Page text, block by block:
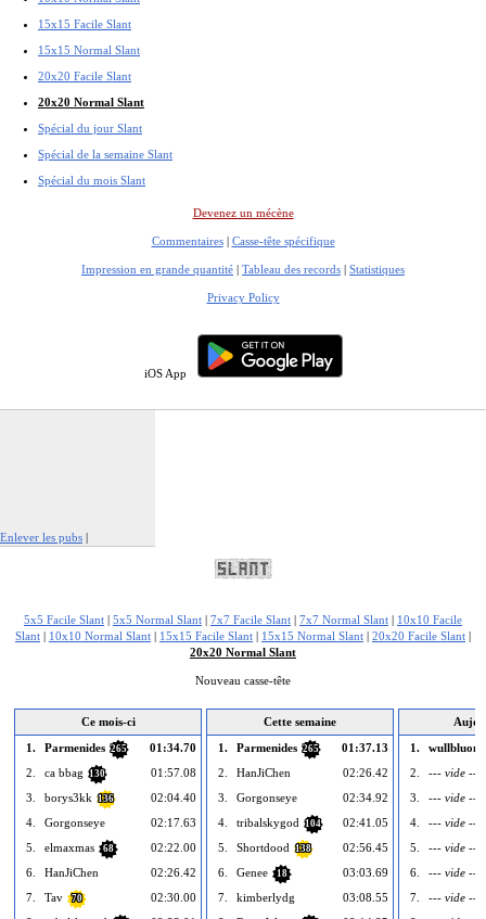
15x15 Facile Slant
15x15 Normal Slant
20x20 Facile Slant
20x20 Normal Slant
Spécial du jour Slant
Spécial de la semaine Slant
Spécial du mois Slant
Devenez un mécène
Commentaires| Casse-tête spécifique
Impression en grande quantité | Tableau des records | Statistiques
Privacy Policy
iOS App
Enlever les pubs |
5x5 Facile Slant | 5x5 Normal Slant | 7x7 Facile Slant | 7x7 Normal Slant | 10x10 Facile
Slant | 10x10 Normal Slant | 15x15 Facile Slant | 15x15 Normal Slant | 20x20 Facile Slant |
20x20 Normal Slant
Nouveau casse-tête
Ce mois-ci
1.
Parmenides 265
01:34.70
2.
ca bbag 130
01:57.08
3.
borys3kk 136
02:04.40
4.
Gorgonseye
02:17.63
5.
elmaxmas 68
02:22.00
6.
HanJiChen
02:26.42
7.
Tav 70
02:30.00
Cette semaine
1.
Parmenides 265
01:37.13
2.
HanJiChen
02:26.42
3.
Gorgonseye
02:34.92
4.
tribalskygod 104
02:41.05
5.
Shortdood 138
02:56.45
6.
Genee 18
03:03.69
7.
kimberlydg
03:08.55
1.
2.
--- vide ---
3.
--- vide ---
4.
--- vide ---
5.
--- vide ---
6.
--- vide ---
7.
--- vide ---